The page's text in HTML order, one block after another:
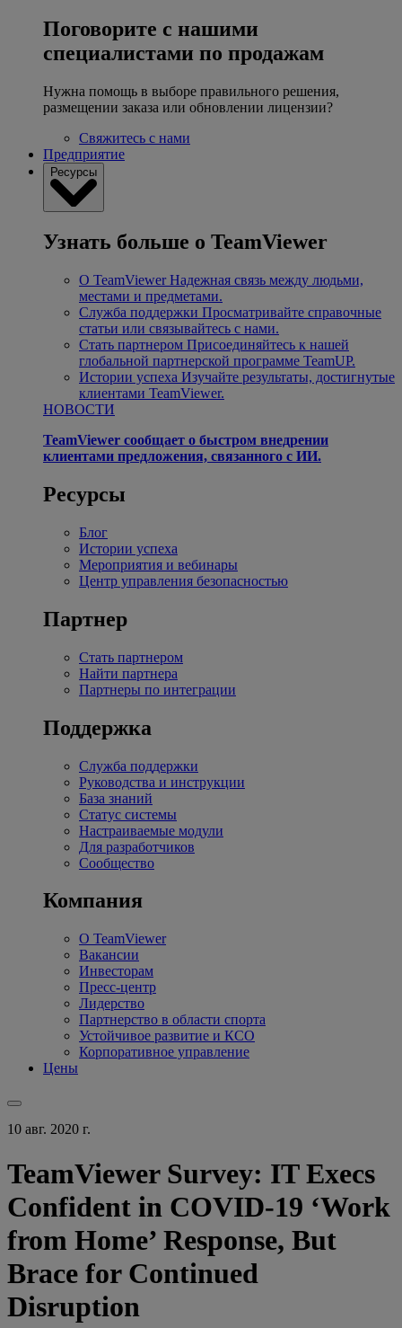
Поговорите с нашими
специалистами по продажам
Нужна помощь в выборе правильного решения,
размещении заказа или обновлении лицензии?
Свяжитесь с нами
Предприятие
Ресурсы
Узнать больше о TeamViewer
О TeamViewer Надежная связь между людьми,
местами и предметами.
Служба поддержки Просматривайте справочные
статьи или связывайтесь с нами.
Стать партнером Присоединяйтесь к нашей
глобальной партнерской программе TeamUP.
Истории успеха Изучайте результаты, достигнутые
клиентами TeamViewer.
НОВОСТИ
TeamViewer сообщает о быстром внедрении
клиентами предложения, связанного с ИИ.
Ресурсы
Блог
Истории успеха
Мероприятия и вебинары
Центр управления безопасностью
Партнер
Стать партнером
Найти партнера
Партнеры по интеграции
Поддержка
Служба поддержки
Руководства и инструкции
База знаний
Статус системы
Настраиваемые модули
Для разработчиков
Сообщество
Компания
О TeamViewer
Вакансии
Инвесторам
Пресс-центр
Лидерство
Партнерство в области спорта
Устойчивое развитие и КСО
Корпоративное управление
Цены
10 авг. 2020 г.
TeamViewer Survey: IT Execs
Confident in COVID-19 ‘Work
from Home’ Response, But
Brace for Continued
Disruption